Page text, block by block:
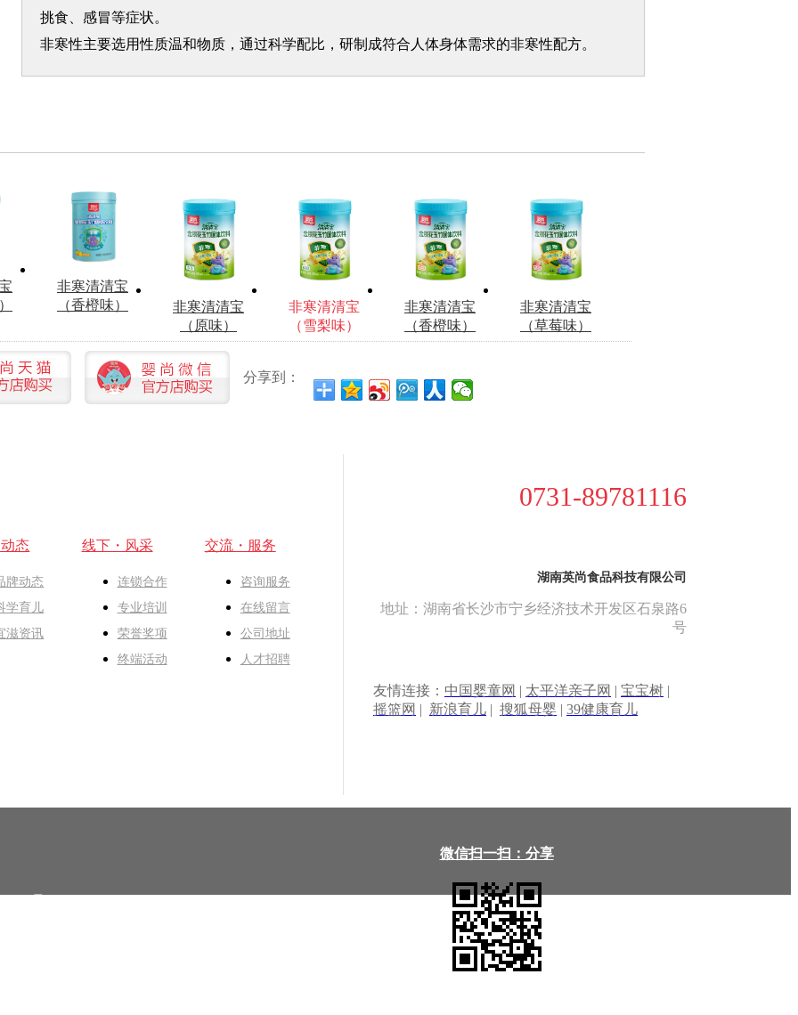
挑食、感冒等症状。
非寒性主要选用性质温和物质，通过科学配比，研制成符合人体身体需求的非寒性配方。
非寒清清宝
（香橙味）
非寒清清宝
（原味）
非寒清清宝
（雪梨味）
非寒清清宝
（香橙味）
非寒清清宝
（草莓味）
分享到：
态
牌动态
学育儿
滋资讯
线下・风采
连锁合作
专业培训
荣誉奖项
终端活动
交流・服务
咨询服务
在线留言
公司地址
人才招聘
0731-89781116
湖南英尚食品科技有限公司
地址：湖南省长沙市宁乡经济技术开发区石泉路6
号
友情连接： 中国婴童网 | 太平洋亲子网 | 宝宝树 |
摇篮网 | 新浪育儿 | 搜狐母婴 | 39健康育儿
微信扫一扫：分享